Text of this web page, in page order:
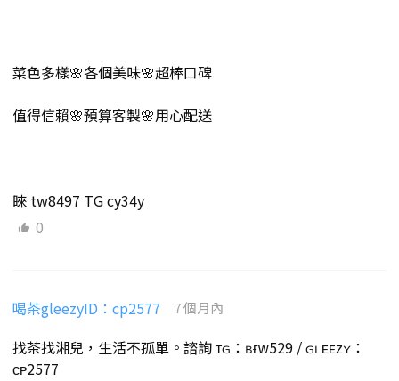
菜色多樣🌸各個美味🌸超棒口碑
值得信賴🌸預算客製🌸用心配送
睞 tw8497 TG cy34y
0
喝茶gleezyID：cp2577 7 個月內
找茶找湘兒，生活不孤單。諮詢 ᴛɢ：ʙғᴡ529 / ɢʟᴇᴇᴢʏ：
ᴄᴘ2577